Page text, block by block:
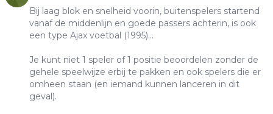
Bij laag blok en snelheid voorin, buitenspelers startend
vanaf de middenlijn en goede passers achterin, is ook
een type Ajax voetbal (1995)...
Je kunt niet 1 speler of 1 positie beoordelen zonder de
gehele speelwijze erbij te pakken en ook spelers die er
omheen staan (en iemand kunnen lanceren in dit
geval).